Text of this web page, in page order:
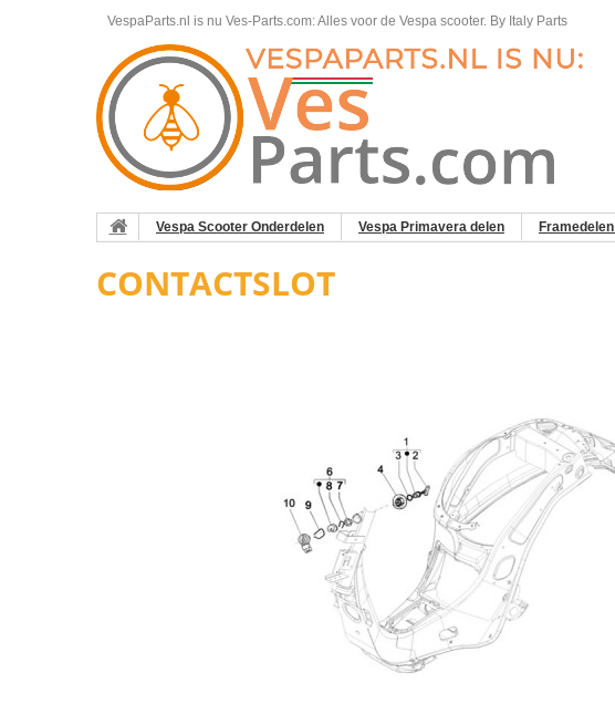
VespaParts.nl is nu Ves-Parts.com: Alles voor de Vespa scooter. By Italy Parts
Vespa Scooter Onderdelen Vespa Primavera delen
CONTACTSLOT